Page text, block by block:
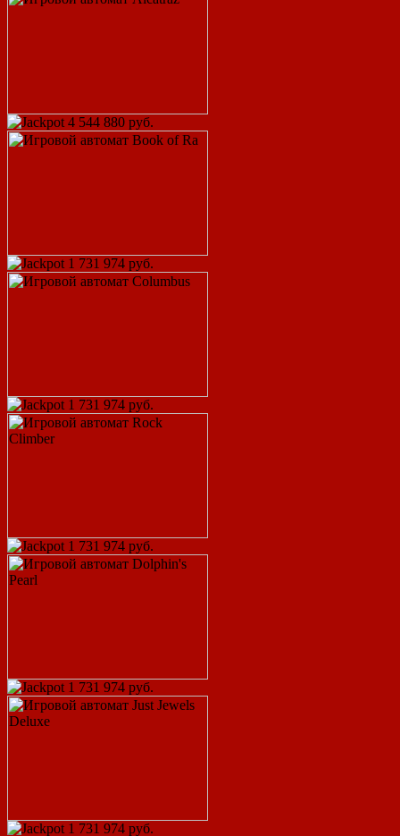
4 544 880 руб.
1 731 974 руб.
1 731 974 руб.
1 731 974 руб.
1 731 974 руб.
1 731 974 руб.